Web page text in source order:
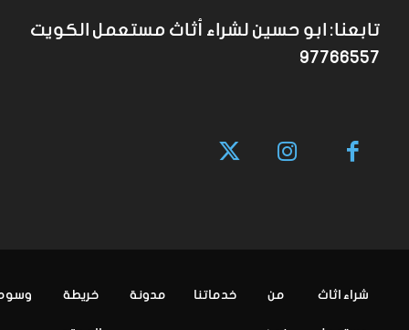
تابعنا: ابو حسين لشراء أثاث مستعمل الكويت
97766557
شراء اثاث من خدماتنا مدونة خريطة